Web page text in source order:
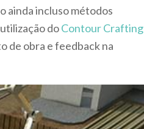
ainda incluso métodos
doContour Crafting
de obra e feedback na